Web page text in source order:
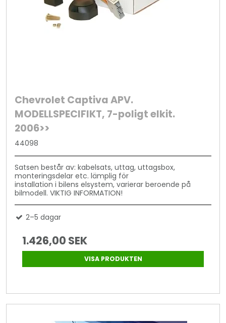
Chevrolet Captiva APV.
MODELLSPECIFIKT, 7-poligt elkit.
2006>>
44098
Satsen består av: kabelsats, uttag, uttagsbox,
monteringsdelar etc. lämplig för
installation i bilens elsystem, varierar beroende på
bilmodell. VIKTIG INFORMATION!
2–5 dagar
1.426,00 SEK
VISA PRODUKTEN